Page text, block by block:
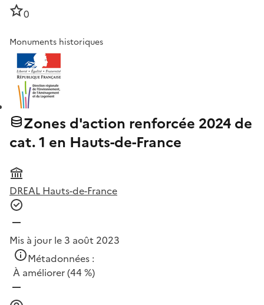
0
Monuments historiques
Zones d'action renforcée 2024 de
cat. 1 en Hauts-de-France
DREAL Hauts-de-France
Mis à jour le 3 août 2023
Métadonnées :
À améliorer(44 %)